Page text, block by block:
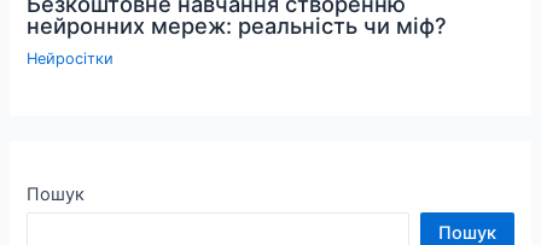
нейронних мереж: реальність чи міф?
Нейросітки
Пошук
Пошук